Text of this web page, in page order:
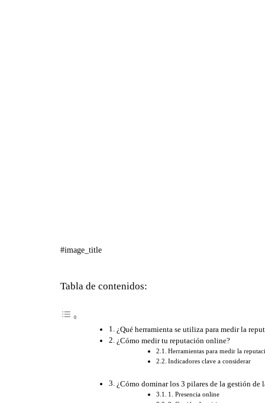
#image_title
Tabla de contenidos:
¿Qué herramienta se utiliza para medir la
¿Cómo medir tu reputación online?
Herramientas para medir la
Indicadores clave a considerar
¿Cómo dominar los 3 pilares de la gestión de
1. Presencia online